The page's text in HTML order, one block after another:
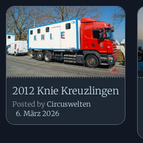
2012 Knie Kreuzlingen
Posted by Circuswelten
6. März 2026